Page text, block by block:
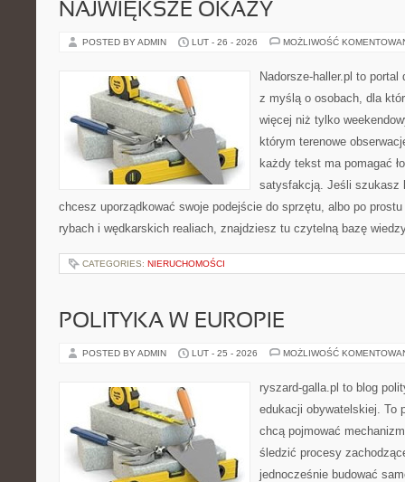
NAJWIĘKSZE OKAZY
POSTED BY ADMIN LUT - 26 - 2026 MOŻLIWOŚĆ
Nadorsze-haller.pl to portal
z myślą o osobach, dla
więcej niż tylko
którym terenowe
każdy tekst ma pomagać
satysfakcją. Jeśli szukasz
chcesz uporządkować swoje podejście do sprzętu, albo po
rybach i wędkarskich realiach, znajdziesz tu czytelną bazę
CATEGORIES: NIERUCHOMOŚCI
POLITYKA W EUROPIE
POSTED BY ADMIN LUT - 25 - 2026 MOŻLIWOŚĆ
ryszard-galla.pl to blog
edukacji obywatelskiej. To
chcą pojmować
śledzić procesy
jednocześnie budować